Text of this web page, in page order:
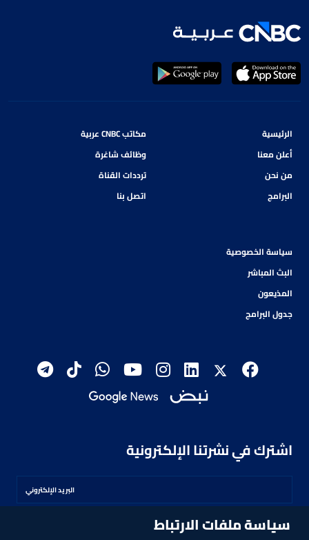
الرئيسية
أعلن معنا
من نحن
البرامج
مكاتب CNBC عربية
وظائف شاغرة
ترددات القناة
اتصل بنا
سياسة الخصوصية
البث المباشر
المذيعون
جدول البرامج
اشترك في نشرتنا الإلكترونية
اشترك
سياسة ملفات الارتباط